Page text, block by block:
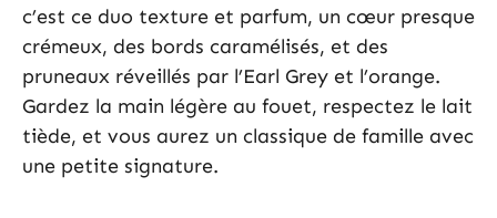
c’est ce duo texture et parfum, un cœur presque
crémeux, des bords caramélisés, et des
pruneaux réveillés par l’Earl Grey et l’orange.
Gardez la main légère au fouet, respectez le lait
tiède, et vous aurez un classique de famille avec
une petite signature.